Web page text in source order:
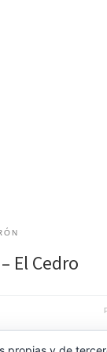
El Cedro